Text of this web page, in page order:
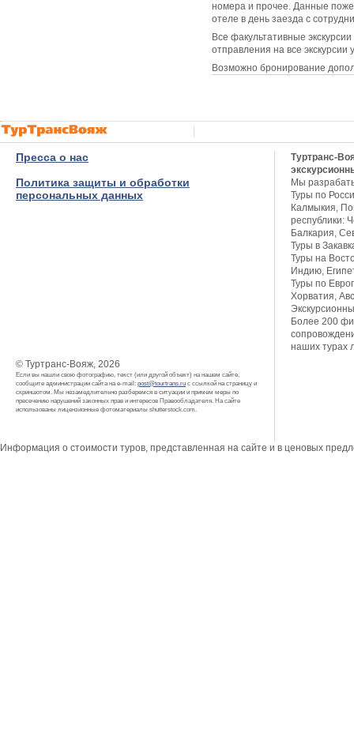
номера и прочее. Данные
отеле в день заезда с
Все факультативные
отправления на все экскурсии
Возможно бронирование
Пресса о нас
Политика защиты и обработки
персональных данных
© Туртранс-Вояж, 2026
Если вы нашли свою фотографию, текст (или другой объект) на нашем сайте,
сообщите администрации сайта на e-mail: post@tourtrans.ru с ссылкой на страницу и
скриншотом. Мы незамедлительно разберемся в ситуации и примем меры по
пресечению нарушений законных прав и интересов Правообладателя. На сайте
использованы лицензионные фотоматериалы shutterstock.com.
Туртранс-
Мы
Туры по
Калмыкия,
республики:
Балкария,
Туры в
Туры на
Индию,
Туры по
Хорватия,
Более 200
наших турах
Информация о стоимости туров, представленная на сайте и в ценовых